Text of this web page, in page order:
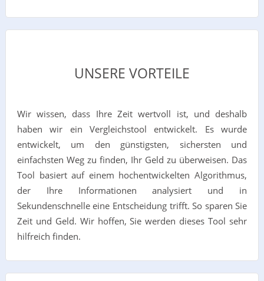
UNSERE VORTEILE
Wir wissen, dass Ihre Zeit wertvoll ist, und deshalb
haben wir ein Vergleichstool entwickelt. Es wurde
entwickelt, um den günstigsten, sichersten und
einfachsten Weg zu finden, Ihr Geld zu überweisen. Das
Tool basiert auf einem hochentwickelten Algorithmus,
der Ihre Informationen analysiert und in
Sekundenschnelle eine Entscheidung trifft. So sparen Sie
Zeit und Geld. Wir hoffen, Sie werden dieses Tool sehr
hilfreich finden.